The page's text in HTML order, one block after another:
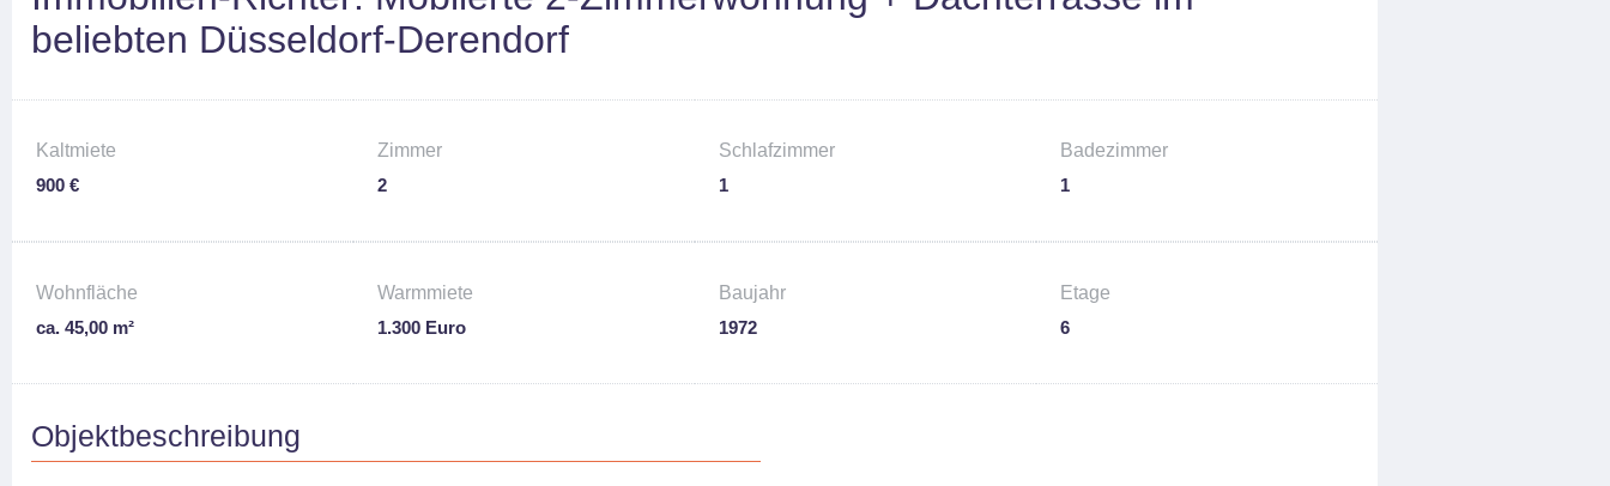
beliebten Düsseldorf-Derendorf
Kaltmiete
900 €
Zimmer
2
Schlafzimmer
1
Badezimmer
1
Wohnfläche
ca. 45,00 m²
Warmmiete
1.300 Euro
Baujahr
1972
Etage
6
Objektbeschreibung